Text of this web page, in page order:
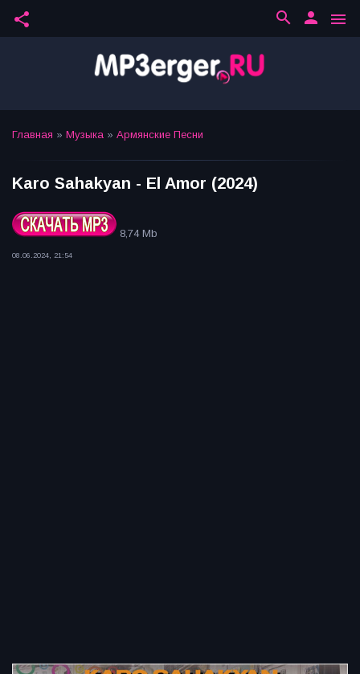
share menu
person
search
Главная » Музыка » Армянские Песни
Karo Sahakyan - El Amor (2024)
8,74 Mb
08.06.2024, 21:54